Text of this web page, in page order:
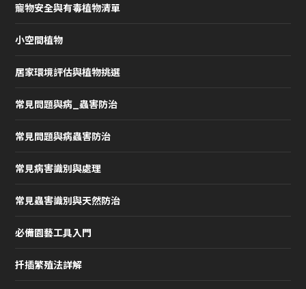
寵物安全與有毒植物清單
小空間植物
居家環境評估與植物挑選
常見問題與病_蟲害防治
常見問題與病蟲害防治
常見病害識別與處理
常見蟲害識別與天然防治
必備園藝工具入門
扦插繁殖法詳解